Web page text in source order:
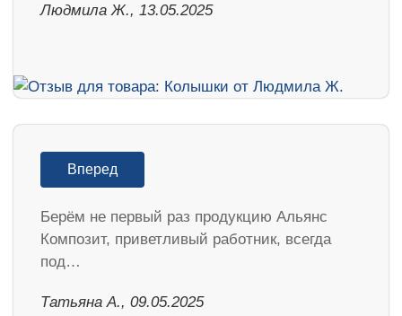
Людмила Ж., 13.05.2025
Вперед
Берём не первый раз продукцию Альянс
Композит, приветливый работник, всегда
под…
Татьяна А., 09.05.2025